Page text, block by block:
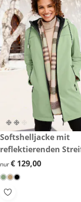
€ 129,00
Softshelljacke mit
reflektierenden
€ 129,00
nur€ 129,00